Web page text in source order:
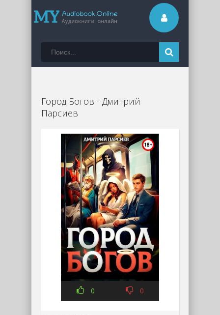
Город Богов - Дмитрий
Парсиев
0 0